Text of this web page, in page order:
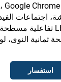
اجتماعات
استفسار